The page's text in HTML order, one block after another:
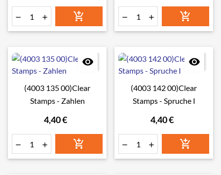
     

(4003 135 00)Clear
Stamps - Zahlen
4,40 €
  

(4003 142 00)Clear
Stamps - Spruche I
4,40 €
  